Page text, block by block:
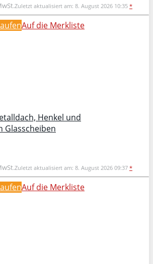
Zuletzt aktualisiert am: 8. August 2026 10:35 *
Auf die Merkliste
Henkel und
Glasscheiben
Zuletzt aktualisiert am: 8. August 2026 09:37 *
Auf die Merkliste